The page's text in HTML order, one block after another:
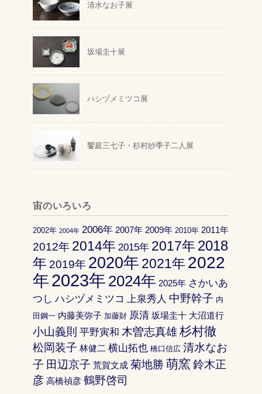
清水なお子展
坂場圭十展
ハシヅメミツコ展
饗庭三七子・杉村紗季子二人展
宙のいろいろ
2002年 2004年 2006年 2007年 2009年 2010年 2011年
2012年 2014年 2015年 2017年 2018
年 2019年 2020年 2021年 2022
年2023年 2024年 2025年 さかいあ
つし ハシヅメミツコ 上泉秀人 中野幹子 内
田鋼一 内藤美弥子 加藤財 原清 坂場圭十 大沼道行
小山義則 平野寅和 木曽志真雄杉村徹
松岡装子 林健二 横山拓也 橋口信広 清水なお
子 田辺京子 荒賀文成 菊地勝 萌窯 鈴木正
彦 高橋禎彦 鶴野啓司